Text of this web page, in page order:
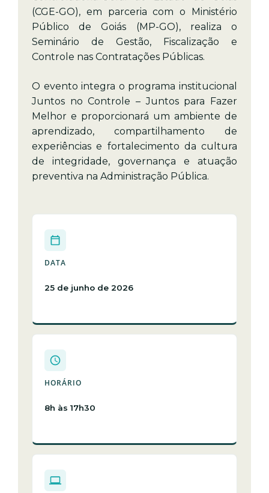
(CGE-GO), em parceria com o Ministério
Público de Goiás (MP-GO), realiza o
Seminário de Gestão, Fiscalização e
Controle nas Contratações Públicas.
O evento integra o programa institucional
Juntos no Controle – Juntos para Fazer
Melhor e proporcionará um ambiente de
aprendizado, compartilhamento de
experiências e fortalecimento da cultura
de integridade, governança e atuação
preventiva na Administração Pública.
DATA
25 de junho de 2026
HORÁRIO
8h às 17h30